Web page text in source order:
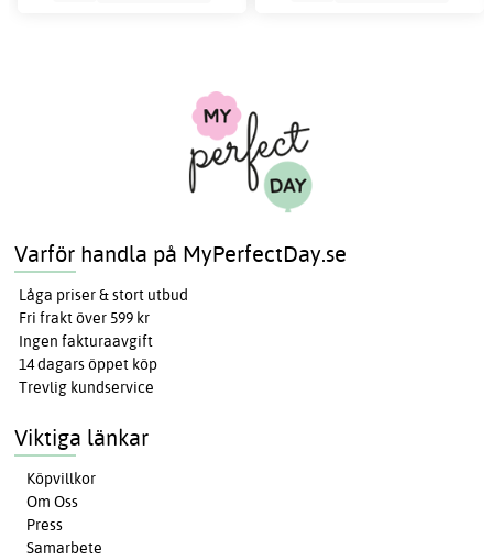
Varför handla på MyPerfectDay.se
Låga priser & stort utbud
Fri frakt över 599 kr
Ingen fakturaavgift
14 dagars öppet köp
Trevlig kundservice
Viktiga länkar
Köpvillkor
Om Oss
Press
Samarbete